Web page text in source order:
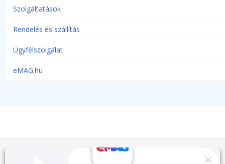
Szolgáltatások
Rendelés és szállítás
Ügyfélszolgálat
eMAG.hu